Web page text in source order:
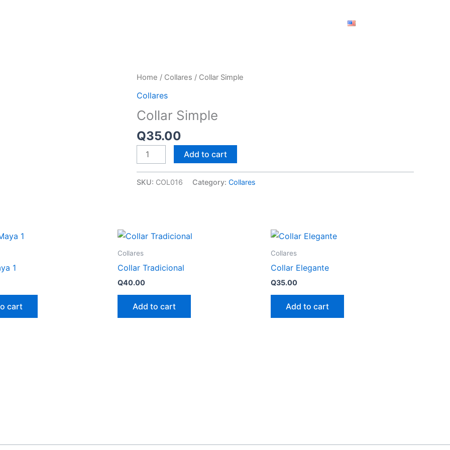
Home / Collares / Collar Simple
Collares
Collar Simple
Q35.00
Collar
Simple
Add to cart
SKU: COL016 Category: Collares
1
cart
Collares
Collar Tradicional
Q40.00
Add to cart
Collares
Collar Elegante
Q35.00
Add to cart